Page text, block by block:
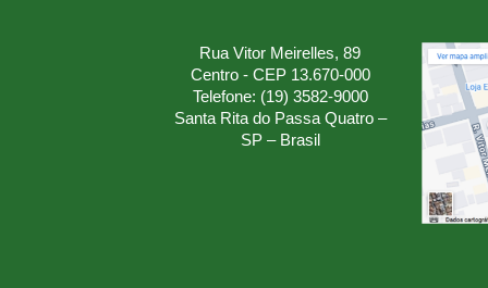
Rua Vitor Meirelles, 89
Centro - CEP 13.670-000
Telefone: (19) 3582-9000
Santa Rita do Passa Quatro –
SP – Brasil